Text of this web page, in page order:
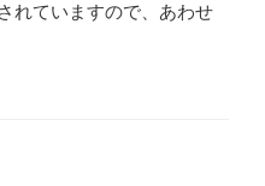
れていますので、あわせ